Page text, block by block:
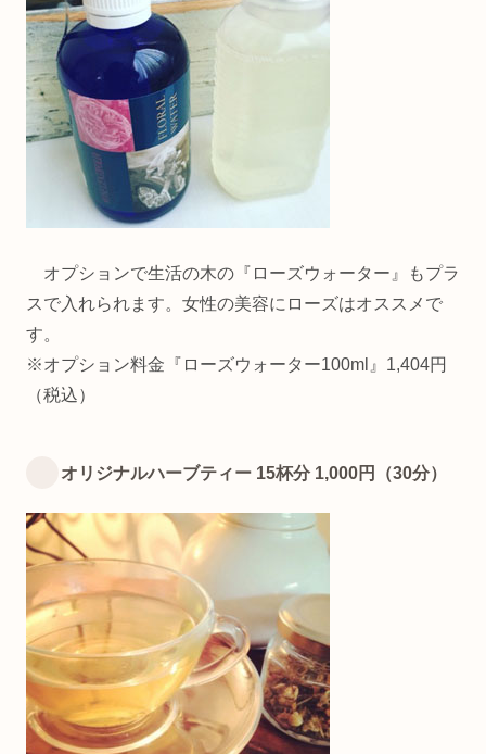
オプションで生活の木の『ローズウォーター』もプラ
スで入れられます。女性の美容にローズはオススメで
す。
※オプション料金『ローズウォーター100ml』1,404円
（税込）
オリジナルハーブティー 15杯分 1,000円（30分）